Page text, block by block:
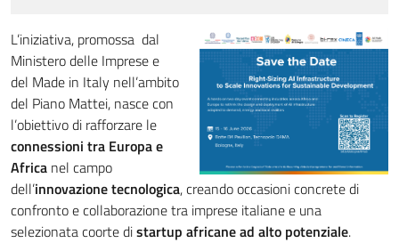
L’iniziativa, promossa dal
Ministero delle Imprese e
del Made in Italy nell’ambito
del Piano Mattei, nasce con
l’obiettivo di rafforzare le
connessioni tra Europa e
Africa nel campo
dell’innovazione tecnologica, creando occasioni concrete di
confronto e collaborazione tra imprese italiane e una
selezionata coorte distartup africane ad alto potenziale.